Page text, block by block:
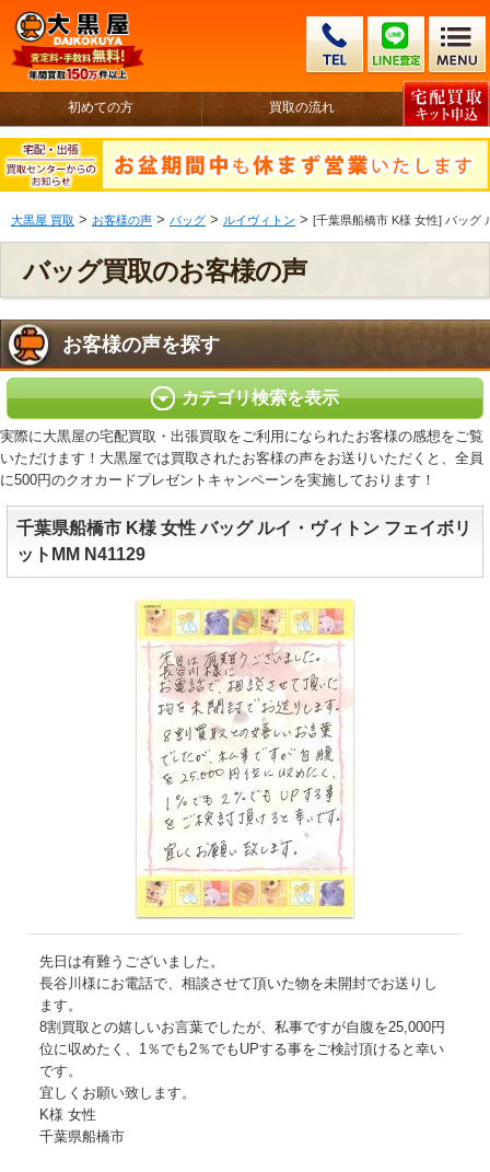
初めての方 買取の流れ
大黒屋 買取 > お客様の声 > バッグ > ルイヴィトン > [千葉県船橋市 K様 女性] バッグ
バッグ買取のお客様の声
お客様の声を探す
カテゴリ検索を表示
実際に大黒屋の宅配買取・出張買取をご利用になられたお客様の感想をご覧
いただけます！大黒屋では買取されたお客様の声をお送りいただくと、全員
に500円のクオカードプレゼントキャンペーンを実施しております！
千葉県船橋市 K様 女性 バッグ ルイ・ヴィトン フェイボリ
ットMM N41129
先日は有難うございました。
長谷川様にお電話で、相談させて頂いた物を未開封でお送りし
ます。
8割買取との嬉しいお言葉でしたが、私事ですが自腹を25,000円
位に収めたく、1％でも2％でもUPする事をご検討頂けると幸い
です。
宜しくお願い致します。
K様 女性
千葉県船橋市